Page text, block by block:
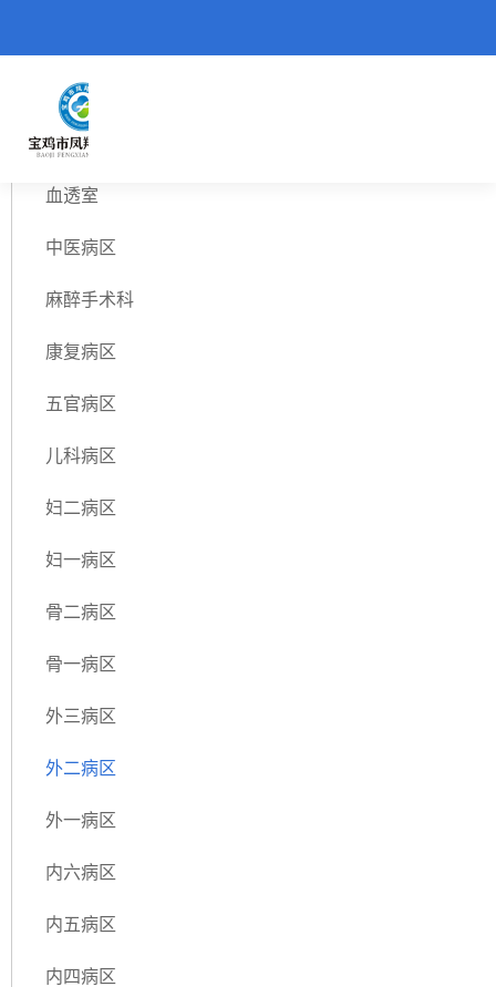
重症医学科
血透室
中医病区
麻醉手术科
康复病区
五官病区
儿科病区
妇二病区
妇一病区
骨二病区
骨一病区
外三病区
外二病区
外一病区
内六病区
内五病区
内四病区